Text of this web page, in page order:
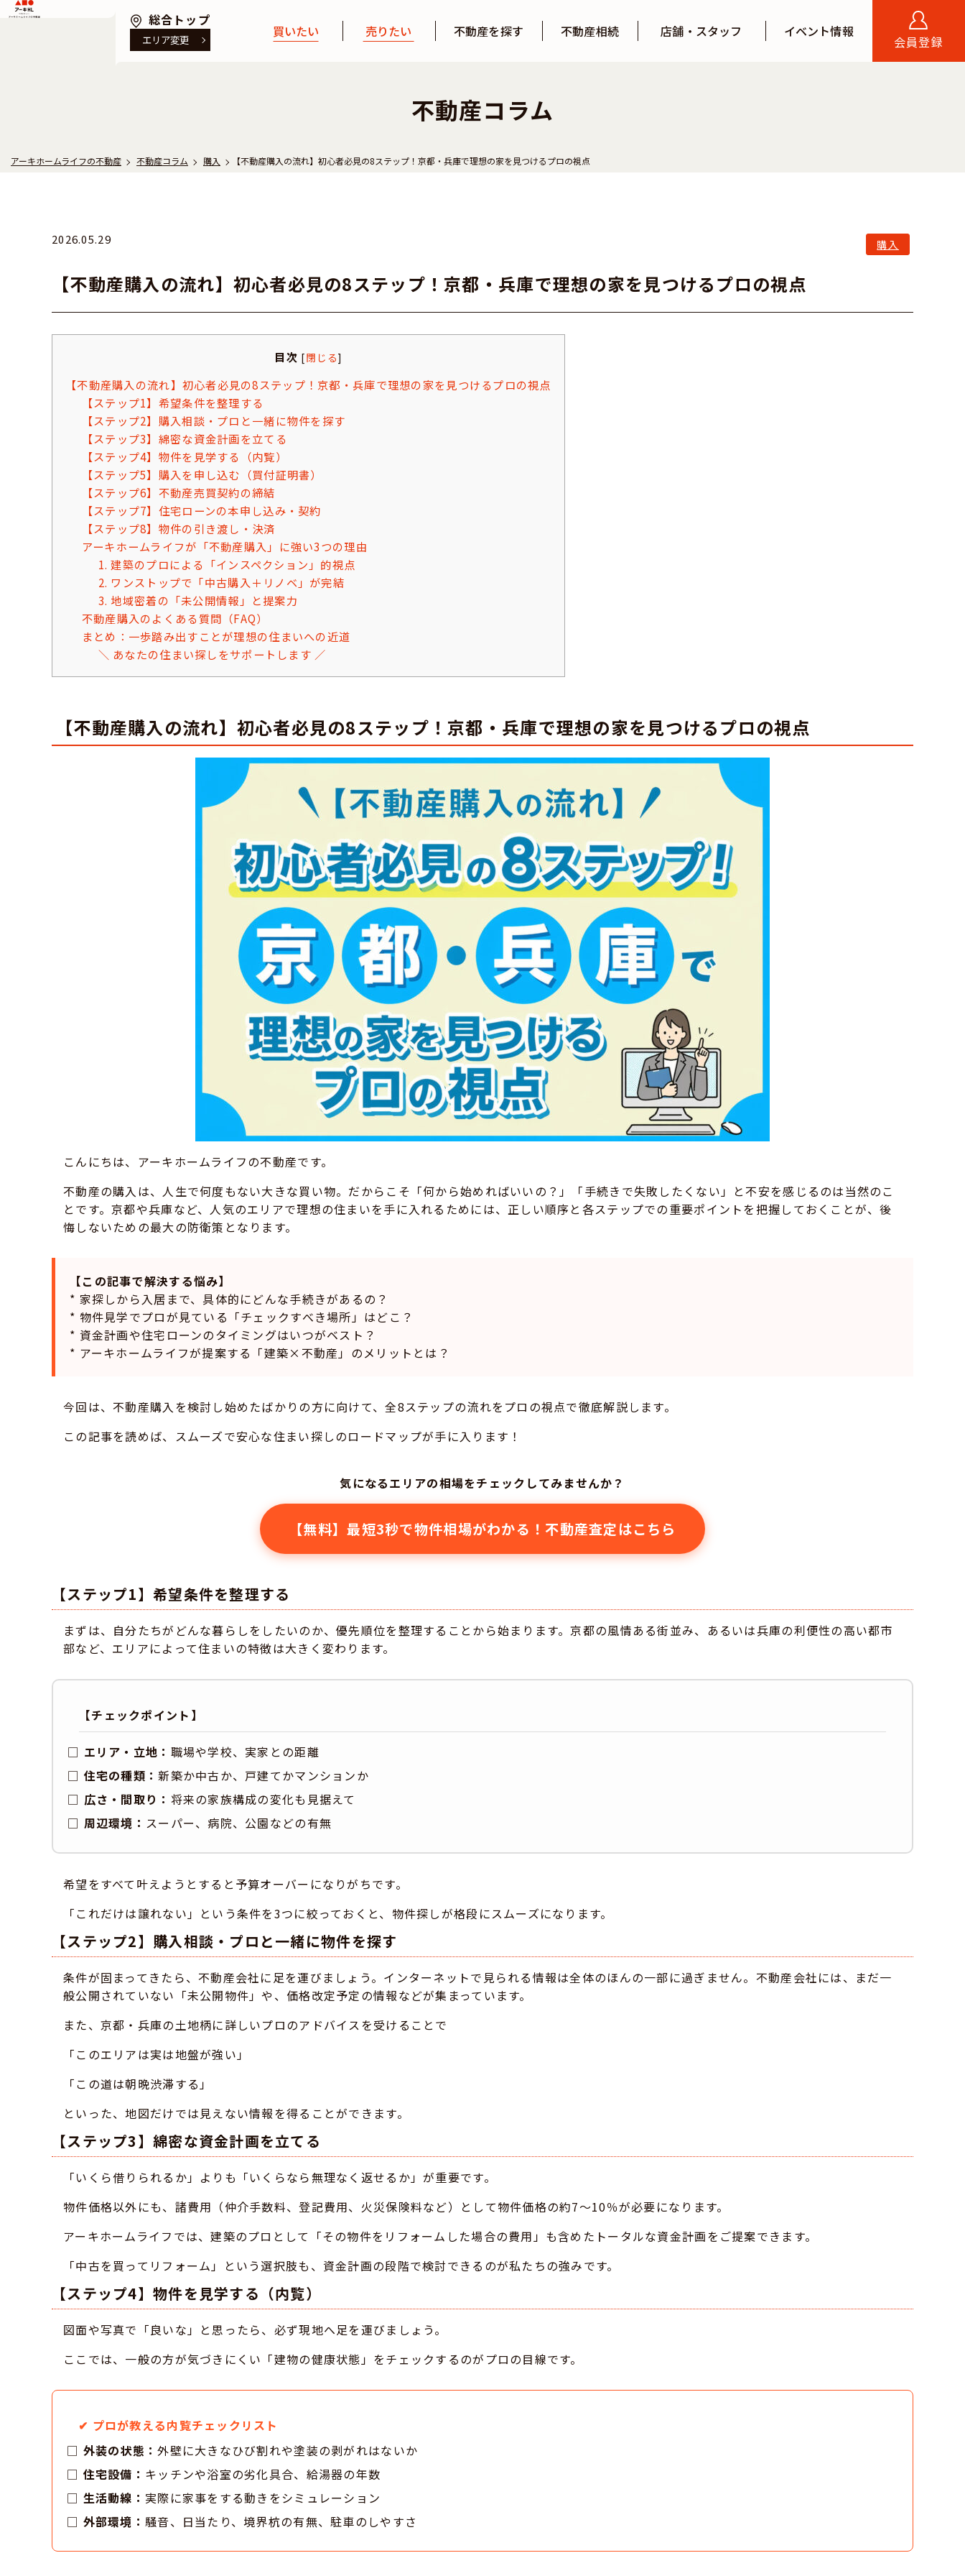
総合トップ
エリア変更
買いたい 売りたい 不動産を探す 不動産相続 店舗・スタッフ イベント情報
会員登録
会員登録する
ログイン
アーキホームライフの不動産 不動産コラム 購入 【不動産購入の流れ】初心者必見の8ステップ！京都・兵庫で理想の家を見つけるプロの視点
不動産コラム
2026.05.29 購入
【不動産購入の流れ】初心者必見の8ステップ！京都・兵庫で理想の家を見つけるプロの視点
目次 [閉じる]
【不動産購入の流れ】初心者必見の8ステップ！京都・兵庫で理想の家を見つけるプロの視点
【ステップ1】希望条件を整理する
【ステップ2】購入相談・プロと一緒に物件を探す
【ステップ3】綿密な資金計画を立てる
【ステップ4】物件を見学する（内覧）
【ステップ5】購入を申し込む（買付証明書）
【ステップ6】不動産売買契約の締結
【ステップ7】住宅ローンの本申し込み・契約
【ステップ8】物件の引き渡し・決済
アーキホームライフが「不動産購入」に強い3つの理由
1. 建築のプロによる「インスペクション」的視点
2. ワンストップで「中古購入＋リノベ」が完結
3. 地域密着の「未公開情報」と提案力
不動産購入のよくある質問（FAQ）
まとめ：一歩踏み出すことが理想の住まいへの近道
＼ あなたの住まい探しをサポートします ／
【不動産購入の流れ】初心者必見の8ステップ！京都・兵庫で理想の家を見つけるプロの視点
こんにちは、アーキホームライフの不動産です。
不動産の購入は、人生で何度もない大きな買い物。だからこそ「何から始めればいいの？」「手続きで失敗したくない」と不安を感じるのは当然のこ
とです。京都や兵庫など、人気のエリアで理想の住まいを手に入れるためには、正しい順序と各ステップでの重要ポイントを把握しておくことが、後
悔しないための最大の防衛策となります。
【この記事で解決する悩み】
* 家探しから入居まで、具体的にどんな手続きがあるの？
* 物件見学でプロが見ている「チェックすべき場所」はどこ？
* 資金計画や住宅ローンのタイミングはいつがベスト？
* アーキホームライフが提案する「建築×不動産」のメリットとは？
今回は、不動産購入を検討し始めたばかりの方に向けて、全8ステップの流れをプロの視点で徹底解説します。
この記事を読めば、スムーズで安心な住まい探しのロードマップが手に入ります！
気になるエリアの相場をチェックしてみませんか？
【無料】最短3秒で物件相場がわかる！不動産査定はこちら
【ステップ1】希望条件を整理する
まずは、自分たちがどんな暮らしをしたいのか、優先順位を整理することから始まります。京都の風情ある街並み、あるいは兵庫の利便性の高い都市
部など、エリアによって住まいの特徴は大きく変わります。
【チェックポイント】
□ エリア・立地： 職場や学校、実家との距離
□ 住宅の種類：新築か中古か、戸建てかマンションか
□ 広さ・間取り： 将来の家族構成の変化も見据えて
□ 周辺環境： スーパー、病院、公園などの有無
希望をすべて叶えようとすると予算オーバーになりがちです。
「これだけは譲れない」という条件を3つに絞っておくと、物件探しが格段にスムーズになります。
【ステップ2】購入相談・プロと一緒に物件を探す
条件が固まってきたら、不動産会社に足を運びましょう。インターネットで見られる情報は全体のほんの一部に過ぎません。不動産会社には、まだ一
般公開されていない「未公開物件」や、価格改定予定の情報などが集まっています。
また、京都・兵庫の土地柄に詳しいプロのアドバイスを受けることで
「このエリアは実は地盤が強い」
「この道は朝晩渋滞する」
といった、地図だけでは見えない情報を得ることができます。
【ステップ3】綿密な資金計画を立てる
「いくら借りられるか」よりも「いくらなら無理なく返せるか」が重要です。
物件価格以外にも、諸費用（仲介手数料、登記費用、火災保険料など）として物件価格の約7〜10％が必要になります。
アーキホームライフでは、建築のプロとして「その物件をリフォームした場合の費用」も含めたトータルな資金計画をご提案できます。
「中古を買ってリフォーム」という選択肢も、資金計画の段階で検討できるのが私たちの強みです。
【ステップ4】物件を見学する（内覧）
図面や写真で「良いな」と思ったら、必ず現地へ足を運びましょう。
ここでは、一般の方が気づきにくい「建物の健康状態」をチェックするのがプロの目線です。
✔ プロが教える内覧チェックリスト
□ 外装の状態：外壁に大きなひび割れや塗装の剥がれはないか
□ 住宅設備： キッチンや浴室の劣化具合、給湯器の年数
□ 生活動線： 実際に家事をする動きをシミュレーション
□ 外部環境： 騒音、日当たり、境界杭の有無、駐車のしやすさ